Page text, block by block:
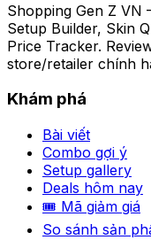
Shopping Gen Z VN
Setup Builder, Skin
Price Tracker.
store/retailer chính
Khám phá
Bài viết
Combo gợi ý
Setup gallery
Deals hôm nay
🎟 Mã giảm giá
So sánh sản